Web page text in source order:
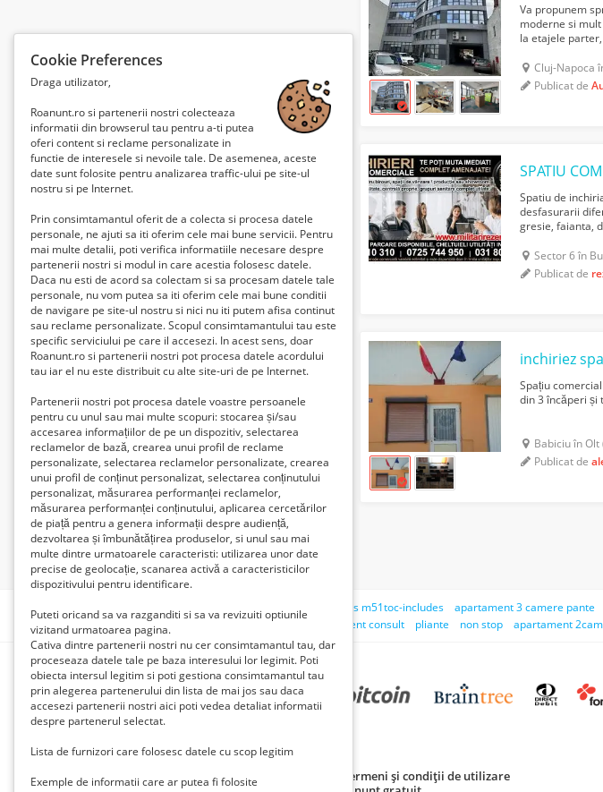
Va propunem
moderne si
la etajele
Cluj-Napoca
Publicat de
Spatiu de
desfasurarii
gresie, faianta,
Sector 6 în
Publicat de
inchiriez
Spațiu
din 3 încăperi și
Babiciu în Olt
Publicat de
Cookie Preferences
Draga utilizator,
Roanunt.ro si partenerii nostri colecteaza
informatii din browserul tau pentru a-ti putea
oferi content si reclame personalizate in
functie de interesele si nevoile tale. De asemenea, aceste
date sunt folosite pentru analizarea traffic-ului pe site-ul
nostru si pe Internet.
Prin consimtamantul oferit de a colecta si procesa datele
personale, ne ajuti sa iti oferim cele mai bune servicii. Pentru
mai multe detalii, poti verifica informatiile necesare despre
partenerii nostri si modul in care acestia folosesc datele.
Daca nu esti de acord sa colectam si sa procesam datele tale
personale, nu vom putea sa iti oferim cele mai bune conditii
de navigare pe site-ul nostru si nici nu iti putem afisa continut
sau reclame personalizate. Scopul consimtamantului tau este
specific serviciului pe care il accesezi. In acest sens, doar
Roanunt.ro si partenerii nostri pot procesa datele acordului
tau iar el nu este distribuit cu alte site-uri de pe Internet.
Partenerii nostri pot procesa datele voastre persoanele
pentru cu unul sau mai multe scopuri: stocarea și/sau
accesarea informațiilor de pe un dispozitiv, selectarea
reclamelor de bază, crearea unui profil de reclame
personalizate, selectarea reclamelor personalizate, crearea
unui profil de conținut personalizat, selectarea conținutului
personalizat, măsurarea performanței reclamelor,
măsurarea performanței conținutului, aplicarea cercetărilor
de piață pentru a genera informații despre audiență,
dezvoltarea și îmbunătățirea produselor, si unul sau mai
multe dintre urmatoarele caracteristi: utilizarea unor date
precise de geolocație, scanarea activă a caracteristicilor
dispozitivului pentru identificare.
Puteti oricand sa va razganditi si sa va revizuiti optiunile
vizitand urmatoarea pagina.
Cativa dintre partenerii nostri nu cer consimtamantul tau, dar
proceseaza datele tale pe baza interesului lor legimit. Poti
obiecta intersul legitim si poti gestiona consimtamantul tau
prin alegerea partenerului din lista de mai jos sau daca
accesezi partenerii nostri aici poti vedea detaliat informatii
despre partenerul selectat.
Lista de furnizori care folosesc datele cu scop legitim
Exemple de informatii care ar putea fi folosite
Căutări recente: spaţiu masaj prostatic laptop i5 asus m51toc-includes apartament 3 camere pante
teren de vnzare
poarta pietonala frigider urgent consult pliante non stop apartament
PARTENERII NOȘTRI
Politică de confidențialitate Politica cookie
Termeni și condiții de utilizare